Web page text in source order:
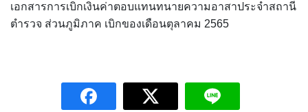
เอกสารการเบิกเงินค่าตอบแทนทนายความอาสาประจำสถานี
ตำรวจ ส่วนภูมิภาค เบิกของเดือนตุลาคม 2565